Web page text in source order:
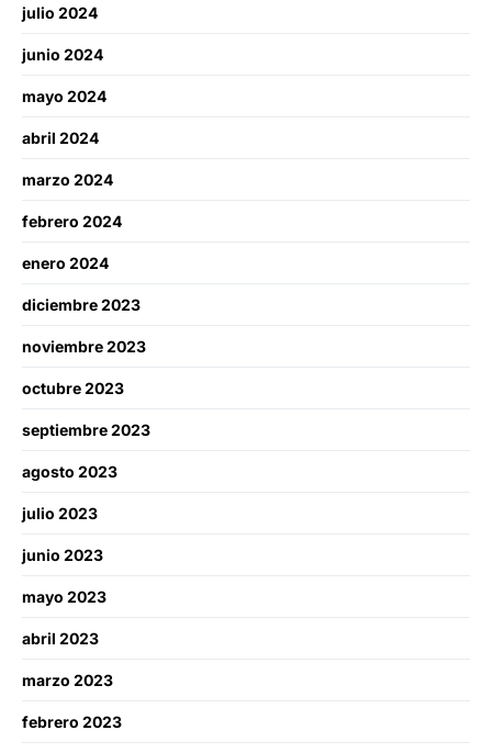
julio 2024
junio 2024
mayo 2024
abril 2024
marzo 2024
febrero 2024
enero 2024
diciembre 2023
noviembre 2023
octubre 2023
septiembre 2023
agosto 2023
julio 2023
junio 2023
mayo 2023
abril 2023
marzo 2023
febrero 2023